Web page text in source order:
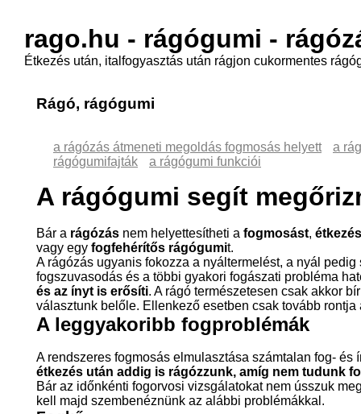
rago.hu - rágógumi -
Étkezés után, italfogyasztás után rágjon cukormentes
Rágó, rágógumi
a rágózás átmeneti megoldás fogmosás helyett
a
rágógumifajták
a rágógumi funkciói
A rágógumi segít
Bár a rágózás nem helyettesítheti a fogmosást,
vagy egy fogfehérítős rágógumit.
A rágózás ugyanis fokozza a nyáltermelést, a nyál
fogszuvasodás és a többi gyakori fogászati probléma
és az ínyt is erősíti. A rágó természetesen csak akkor
választunk belőle. Ellenkező esetben csak tovább
A leggyakoribb fogproblémák
A rendszeres fogmosás elmulasztása számtalan fog-
étkezés után addig is rágózzunk, amíg nem tudunk
Bár az időnkénti fogorvosi vizsgálatokat nem ússzuk
kell majd szembenéznünk az alábbi problémákkal.